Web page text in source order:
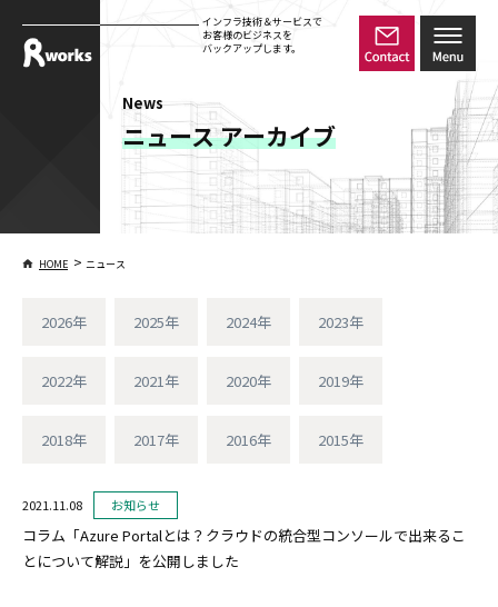
インフラ技術＆サービスで
お客様のビジネスを
バックアップします。
News
ニュース アーカイブ
HOME > ニュース
2026年 2025年 2024年 2023年
2022年 2021年 2020年 2019年
2018年 2017年 2016年 2015年
2021.11.08 お知らせ
コラム「Azure Portalとは？クラウドの統合型コンソールで出来るこ
とについて解説」を公開しました